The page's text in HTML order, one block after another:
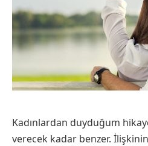
Kadınlardan duyduğum
verecek kadar benzer.